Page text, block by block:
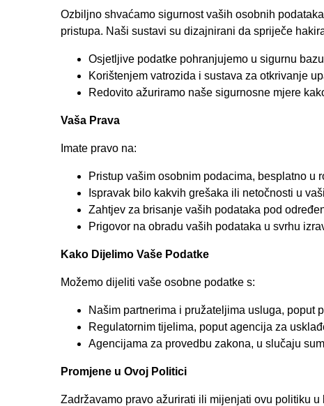
Ozbiljno shvaćamo sigurnost vaših osobnih
pristupa. Naši sustavi su dizajnirani da spriječe
Osjetljive podatke pohranjujemo u sigurnu
Korištenjem vatrozida i sustava za otkrivanje
Redovito ažuriramo naše sigurnosne mjere
Vaša Prava
Imate pravo na:
Pristup vašim osobnim podacima, besplatno u
Ispravak bilo kakvih grešaka ili netočnosti u
Zahtjev za brisanje vaših podataka pod
Prigovor na obradu vaših podataka u svrhu
Kako Dijelimo Vaše Podatke
Možemo dijeliti vaše osobne podatke s:
Našim partnerima i pružateljima usluga, poput
Regulatornim tijelima, poput agencija za
Agencijama za provedbu zakona, u slučaju
Promjene u Ovoj Politici
Zadržavamo pravo ažurirati ili mijenjati ovu politiku